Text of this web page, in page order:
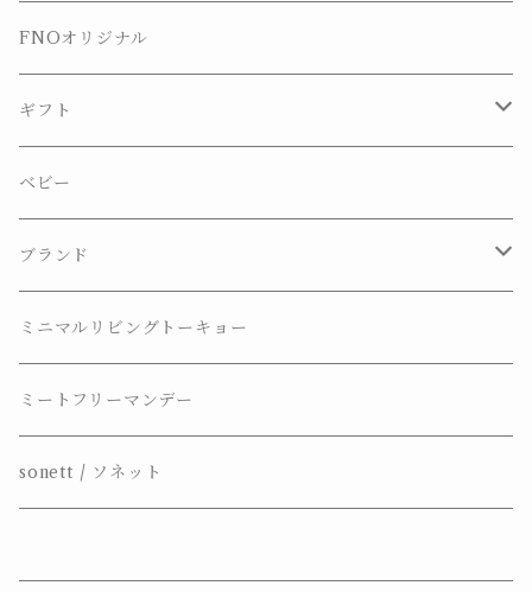
FNOオリジナル
ギフト
プチギフト
ギフトセット
ベビー
ブランド
BOOMING_BOB
Marius Fabre
L’olivier Bio
ミニマルリビングトーキョー
ミートフリーマンデー
sonett / ソネット